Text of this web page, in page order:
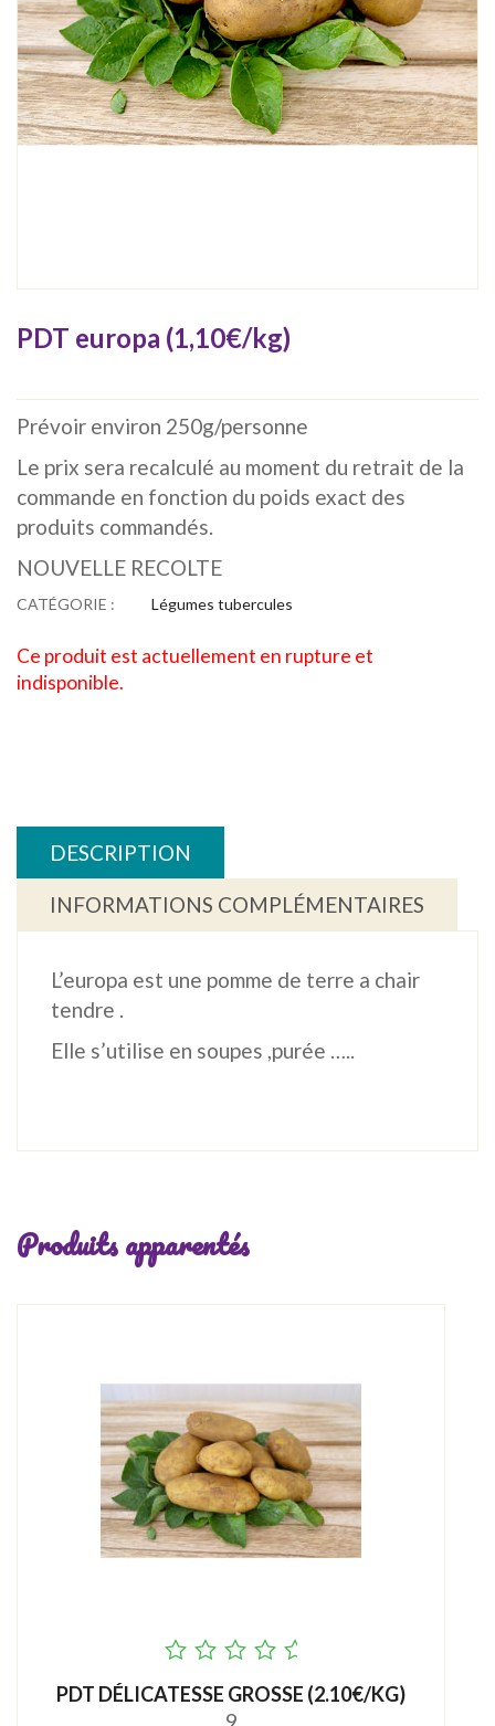
PDT europa (1,10€/kg)
Prévoir environ 250g/personne
Le prix sera recalculé au moment du retrait de la
commande en fonction du poids exact des
produits commandés.
NOUVELLE RECOLTE
CATÉGORIE : Légumes tubercules
Ce produit est actuellement en rupture et
indisponible.
DESCRIPTION
INFORMATIONS COMPLÉMENTAIRES
L’europa est une pomme de terre a chair
tendre .
Elle s’utilise en soupes ,purée …..
Produits apparentés
out
of
PDT DÉLICATESSE GROSSE (2.10€/KG)